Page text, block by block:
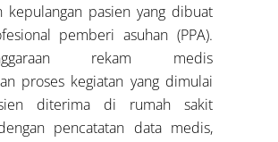
kepulangan pasien yang dibuat
pemberi asuhan (PPA).
rekam medis
proses kegiatan yang dimulai
diterima di rumah sakit
pencatatan data medis,